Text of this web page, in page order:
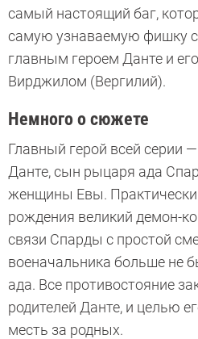
самый настоящий баг,
самую узнаваемую фишку
главным героем Данте и
Вирджилом (Вергилий).
Немного о сюжете
Главный герой всей серии
Данте, сын рыцаря ада
женщины Евы. Практически
рождения великий демон-
связи Спарды с простой
военачальника больше не
ада. Все противостояние
родителей Данте, и целью
месть за родных.